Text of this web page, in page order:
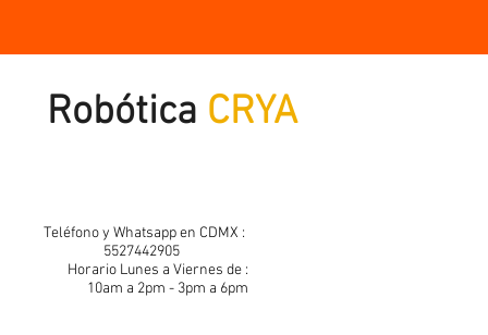
Robótica CRYA
Teléfono y Whatsapp en CDMX :
5527442905
Horario Lunes a Viernes de :
10am a 2pm - 3pm a 6pm